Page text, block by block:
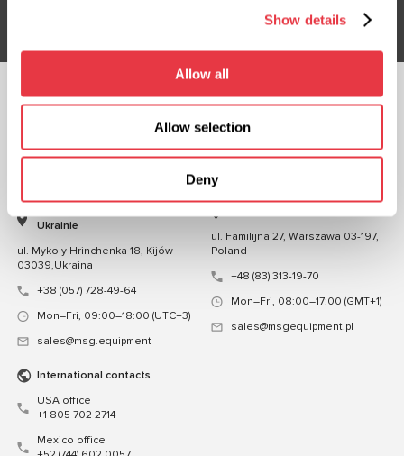
Show details
Allow all
Allow selection
Deny
OBSERWUJ NAS
Ukrainie
ul. Mykoly Hrinchenka 18, Kijów
03039,Ukraina
+38 (057) 728-49-64
Mon–Fri, 09:00–18:00 (UTC+3)
sales@msg.equipment
ul. Familijna 27, Warszawa 03-197,
Poland
+48 (83) 313-19-70
Mon–Fri, 08:00–17:00 (GMT+1)
sales@msgequipment.pl
International contacts
USA office
+1 805 702 2714
Mexico office